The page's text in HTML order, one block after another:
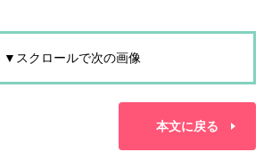
▼スクロールで次の画像
本文に戻る